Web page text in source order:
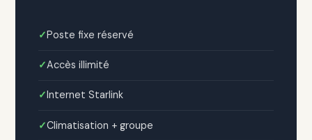
Poste fixe réservé
Accès illimité
Internet Starlink
Climatisation + groupe